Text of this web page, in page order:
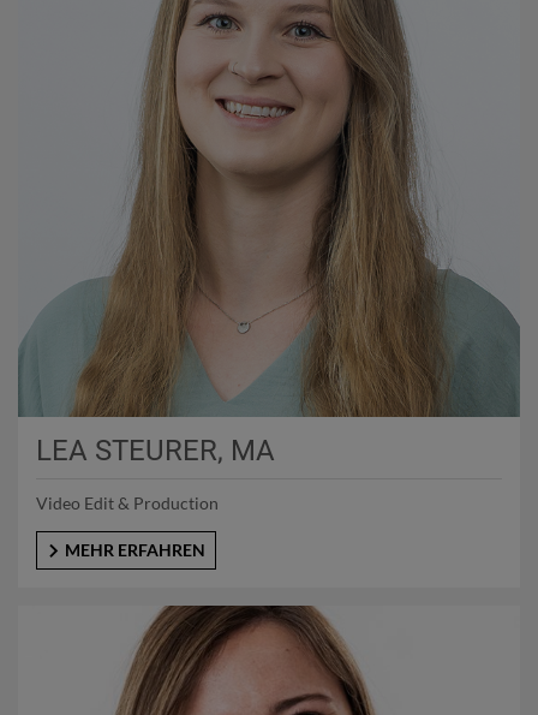
LEA STEURER, MA
Video Edit & Production
MEHR ERFAHREN